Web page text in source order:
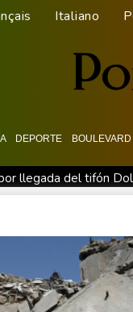
Italiano
DEPORTE BOULEVARD
llegada del tifón
Jorge tras su
a un aeropuerto de